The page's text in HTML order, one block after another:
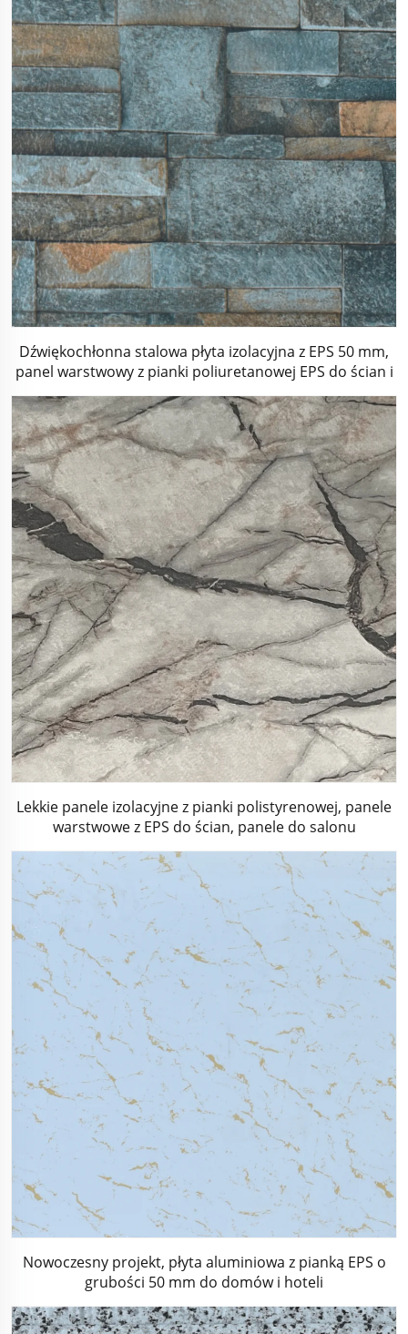
Dźwiękochłonna stalowa płyta izolacyjna z EPS 50 mm,
panel warstwowy z pianki poliuretanowej EPS do ścian i
dachów
Lekkie panele izolacyjne z pianki polistyrenowej, panele
warstwowe z EPS do ścian, panele do salonu
Nowoczesny projekt, płyta aluminiowa z pianką EPS o
grubości 50 mm do domów i hoteli